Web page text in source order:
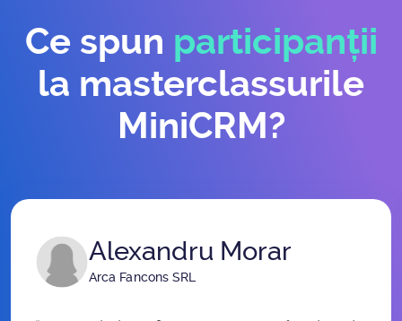
Ce spun participanții
la masterclassurile
MiniCRM?
Alexandru Morar
Arca Fancons SRL